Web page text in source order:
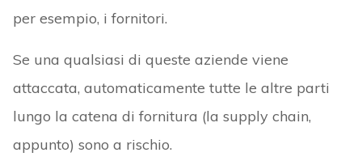
per esempio, i fornitori.
Se una qualsiasi di queste aziende viene
attaccata, automaticamente tutte le altre parti
lungo la catena di fornitura (la supply chain,
appunto) sono a rischio.